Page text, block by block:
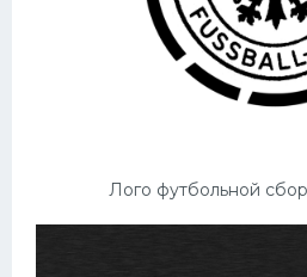
Лого футбольной